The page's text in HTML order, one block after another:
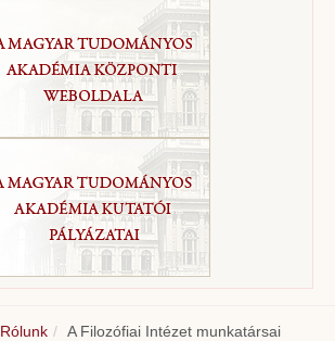
Rólunk A Filozófiai Intézet munkatársai